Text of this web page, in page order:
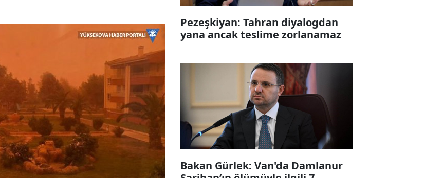
Pezeşkiyan: Tahran diyalogdan
yana ancak teslime zorlanamaz
Bakan Gürlek: Van'da Damlanur